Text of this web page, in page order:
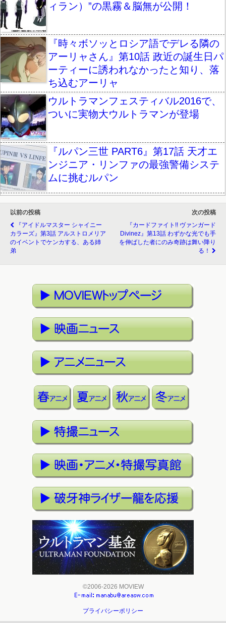
ィラン）”の黒霧＆脳無が公開！
『時々ボソッとロシア語でデレる隣の
アーリャさん』第10話 政近の誕生日パ
ーティーに誘われなかったと知り、落
ち込むアーリャ
ウルトラマンフェスティバル2016で、
ついに実物大ウルトラマンが登場
『ルパン三世 PART6』第17話 天才エ
ンジニア・リンファの最強警備システ
ムに挑むルパン
以前の投稿
『アイドルマスター シャイニー
カラーズ』第3話 アルストロメリア
のイベントでケンカする、ある姉
弟
次の投稿
『カードファイト!! ヴァンガード
Divinez』第13話 わずかな光でも手
を伸ばした者にのみ奇跡は舞い降り
る！
©2006-2026 MOVIEW
プライバシーポリシー